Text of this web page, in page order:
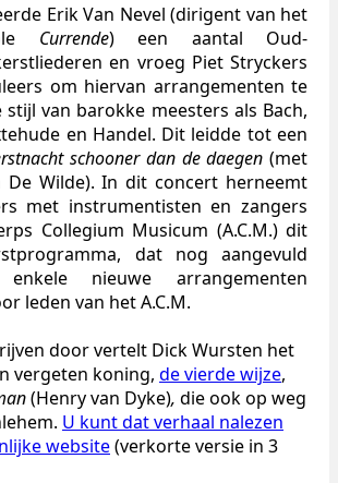
Erik Van Nevel (dirigent van het
Currende) een aantal Oud-
en vroeg Piet Stryckers
om hiervan arrangementen te
van barokke meesters als Bach,
en Handel. Dit leidde tot een
schooner dan de daegen(met
De Wilde). In dit concert herneemt
met instrumentisten en zangers
Collegium Musicum (A.C.M.) dit
dat nog aangevuld
nieuwe arrangementen
leden van het A.C.M.
door vertelt Dick Wursten het
vergeten koning, de vierde wijze,
(Henry van Dyke), die ook op weg
U kunt dat verhaal nalezen
website(verkorte versie in 3